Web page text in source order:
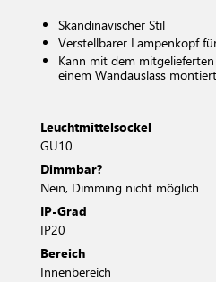
Skandinavischer Stil
Verstellbarer Lampenkopf
Kann mit dem
einem Wandauslass
Leuchtmittelsockel
GU10
Dimmbar?
Nein, Dimming nicht möglich
IP-Grad
IP20
Bereich
Innenbereich